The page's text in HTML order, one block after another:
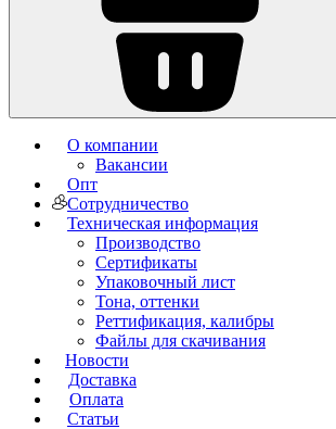
О компании
Вакансии
Опт
Сотрудничество
Техническая информация
Производство
Сертификаты
Упаковочный лист
Тона, оттенки
Реттификация, калибры
Файлы для cкачивания
Новости
Доставка
Оплата
Статьи